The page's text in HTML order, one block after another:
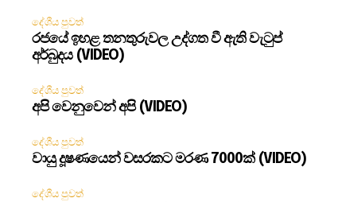
දේශීය පුවත්
රජයේ ඉහළ තනතුරුවල උද්ගත වී ඇති වැටුප්
අර්බුදය (VIDEO)
දේශීය පුවත්
අපි වෙනුවෙන් අපි (VIDEO)
දේශීය පුවත්
වායු දූෂණයෙන් වසරකට මරණ 7000ක් (VIDEO)
දේශීය පුවත්